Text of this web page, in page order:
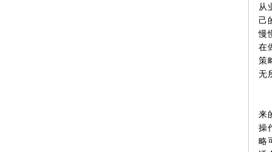
从
己
慢
在
策
无
来
操
略